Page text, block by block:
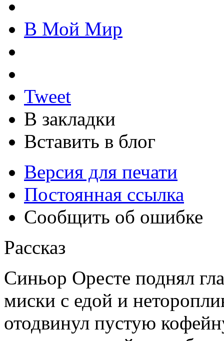
В Мой Мир
Tweet
В закладки
Вставить в блог
Версия для печати
Постоянная ссылка
Сообщить об ошибке
Рассказ
Синьор Оресте поднял
миски с едой и
отодвинул пустую